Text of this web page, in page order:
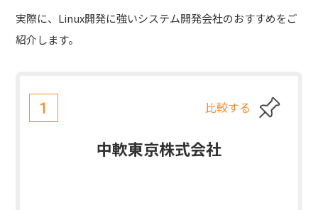
実際に、Linux開発に強いシステム開発会社のおすすめをご
紹介します。
1 比較する
中軟東京株式会社